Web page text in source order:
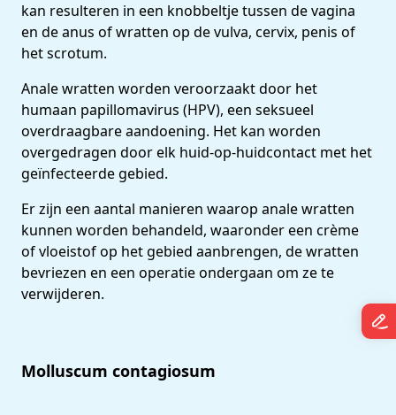
kan resulteren in een knobbeltje tussen de vagina
en de anus of wratten op de vulva, cervix, penis of
het scrotum.
Anale wratten worden veroorzaakt door het
humaan papillomavirus (HPV), een seksueel
overdraagbare aandoening. Het kan worden
overgedragen door elk huid-op-huidcontact met het
geïnfecteerde gebied.
Er zijn een aantal manieren waarop anale wratten
kunnen worden behandeld, waaronder een crème
of vloeistof op het gebied aanbrengen, de wratten
bevriezen en een operatie ondergaan om ze te
verwijderen.
Molluscum contagiosum